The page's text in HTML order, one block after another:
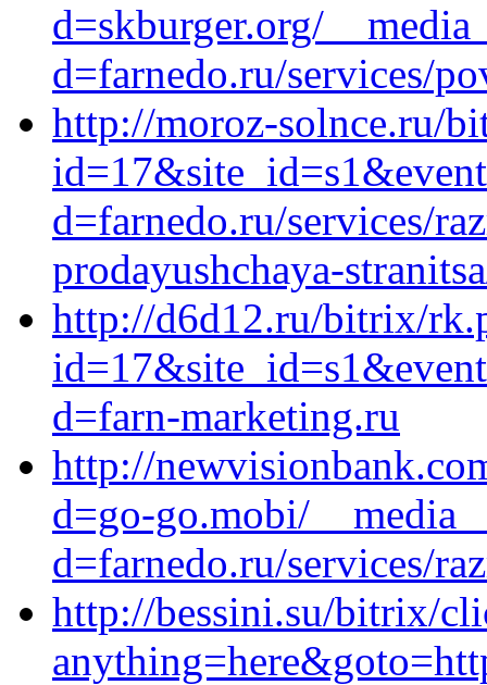
d=skburger.org/
d=farnedo.ru/services/
http://moroz-solnce.ru/
d=farnedo.ru/services/
prodayushchaya-
http://d6d12.ru/bitrix/
d=farn-marketing.ru
http://
d=go-go.mobi/
d=farnedo.ru/services/
http://bessini.su/bitrix/